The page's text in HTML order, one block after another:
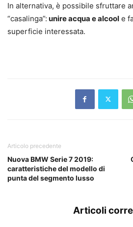
In alternativa, è possibile sfruttare
“casalinga”: unire acqua e alcool e
superficie interessata.
Articolo precedente
Nuova BMW Serie 7 2019:
caratteristiche del modello di
punta del segmento lusso
Articoli